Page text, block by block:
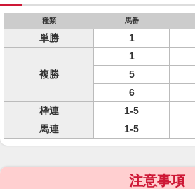
種類 馬番
単勝 1
複勝
1
5
6
枠連
1-5
馬連
1-5
注意事項